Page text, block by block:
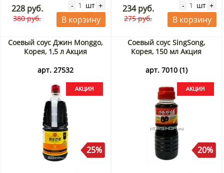
228 руб.
380 руб.
- шт +
В корзину
234 руб.
275 руб.
- шт +
В корзину
Соевый соус Джин Monggo,
Корея, 1,5 л Акция
арт. 27532
25%
Соевый соус SingSong,
Корея, 150 мл Акция
арт. 7010 (1)
20%